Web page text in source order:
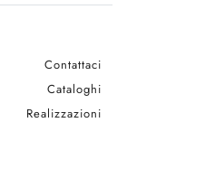
Contattaci
Cataloghi
Realizzazioni